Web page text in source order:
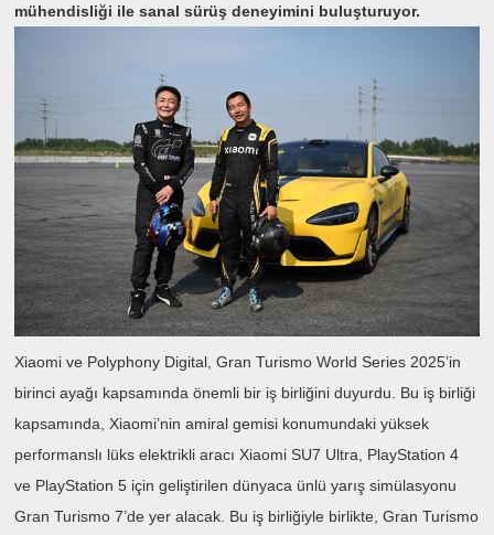
mühendisliği ile sanal sürüş deneyimini buluşturuyor.
Xiaomi ve Polyphony Digital, Gran Turismo World Series 2025’in
birinci ayağı kapsamında önemli bir iş birliğini duyurdu. Bu iş birliği
kapsamında, Xiaomi’nin amiral gemisi konumundaki yüksek
performanslı lüks elektrikli aracı Xiaomi SU7 Ultra, PlayStation 4
ve PlayStation 5 için geliştirilen dünyaca ünlü yarış simülasyonu
Gran Turismo 7’de yer alacak. Bu iş birliğiyle birlikte, Gran Turismo